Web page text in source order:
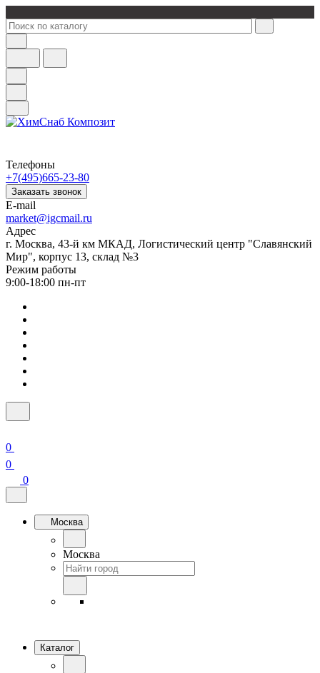
Телефоны
+7(495)665-23-80
Заказать звонок
E-mail
market@igcmail.ru
Адрес
г. Москва, 43-й км МКАД, Логистический центр "Славянский
Мир", корпус 13, склад №3
Режим работы
9:00-18:00 пн-пт
0
0
0
Москва
Москва
Каталог